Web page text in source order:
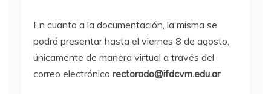
En cuanto a la documentación, la misma se
podrá presentar hasta el viernes 8 de agosto,
únicamente de manera virtual a través del
correo electrónico rectorado@ifdcvm.edu.ar.